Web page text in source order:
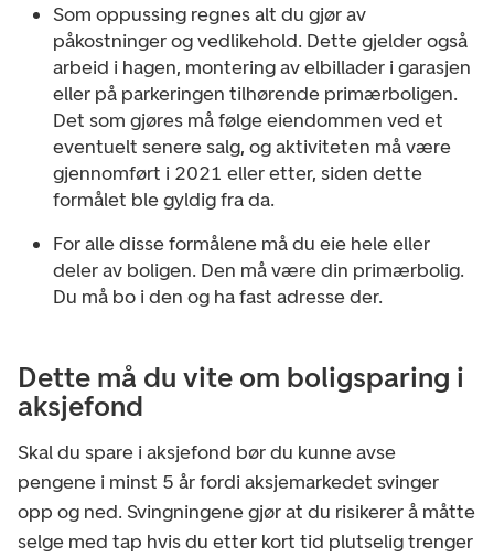
Som oppussing regnes alt du gjør av
påkostninger og vedlikehold. Dette gjelder også
arbeid i hagen, montering av elbillader i garasjen
eller på parkeringen tilhørende primærboligen.
Det som gjøres må følge eiendommen ved et
eventuelt senere salg, og aktiviteten må være
gjennomført i 2021 eller etter, siden dette
formålet ble gyldig fra da.
For alle disse formålene må du eie hele eller
deler av boligen. Den må være din primærbolig.
Du må bo i den og ha fast adresse der.
Dette må du vite om boligsparing i
aksjefond
Skal du spare i aksjefond bør du kunne avse
pengene i minst 5 år fordi aksjemarkedet svinger
opp og ned. Svingningene gjør at du risikerer å måtte
selge med tap hvis du etter kort tid plutselig trenger